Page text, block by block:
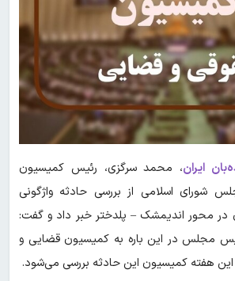
ایران، محمد سرگزی، رئیس کمیسیون
شورای اسلامی از بررسی حادثه واژگونی
در محور اندیمشک – پلدختر خبر داد و گفت:
مجلس در این باره به کمیسیون قضایی و
هفته کمیسیون این حادثه بررسی می‌شود.